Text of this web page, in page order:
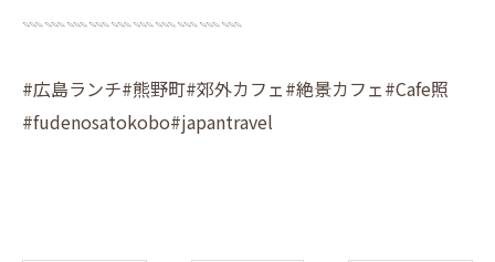
𓇠𓇠𓇠𓇠𓇠𓇠𓇠𓇠𓇠𓇠
#広島ランチ#熊野町#郊外カフェ#絶景カフェ#Cafe照
#fudenosatokobo#japantravel